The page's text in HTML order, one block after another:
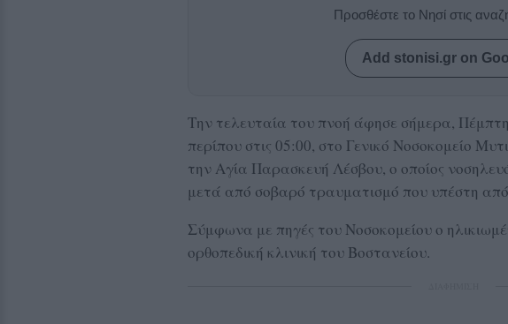
Προσθέστε το Νησί στις
Add stonisi.gr on
Την τελευταία του πνοή άφησε σήμερα,
περίπου στις 05:00, στο Γενικό Νοσοκομείο
την Αγία Παρασκευή Λέσβου, ο οποίος
μετά από σοβαρό τραυματισμό που υπέστη
Σύμφωνα με πηγές του Νοσοκομείου ο
ορθοπεδική κλινική του Βοστανείου.